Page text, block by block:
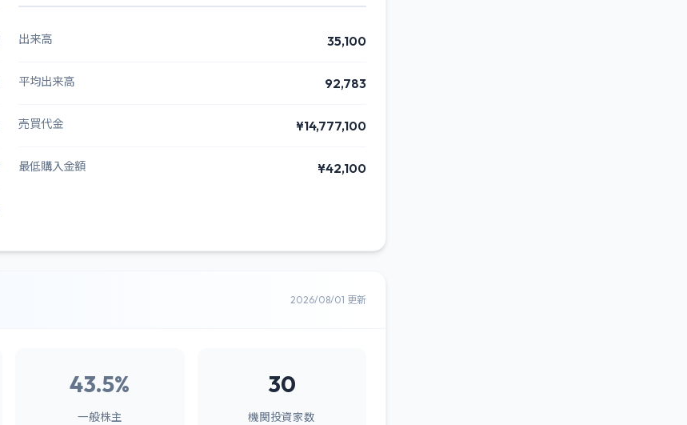
出来高 35,100
平均出来高 92,783
売買代金 ¥14,777,100
最低購入金額 ¥42,100
2026/08/01 更新
43.5%
一般株主
30
機関投資家数